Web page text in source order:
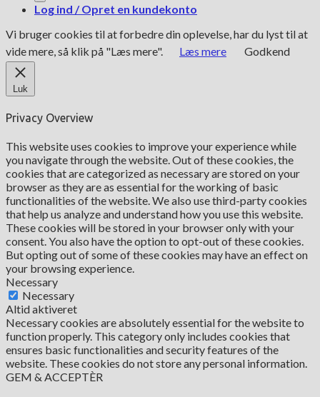
Log ind / Opret en kundekonto
Vi bruger cookies til at forbedre din oplevelse, har du lyst til at
vide mere, så klik på "Læs mere".
Læs mere Godkend
Luk
Privacy Overview
This website uses cookies to improve your experience while
you navigate through the website. Out of these cookies, the
cookies that are categorized as necessary are stored on your
browser as they are as essential for the working of basic
functionalities of the website. We also use third-party cookies
that help us analyze and understand how you use this website.
These cookies will be stored in your browser only with your
consent. You also have the option to opt-out of these cookies.
But opting out of some of these cookies may have an effect on
your browsing experience.
Necessary
Necessary
Altid aktiveret
Necessary cookies are absolutely essential for the website to
function properly. This category only includes cookies that
ensures basic functionalities and security features of the
website. These cookies do not store any personal information.
GEM & ACCEPTÈR